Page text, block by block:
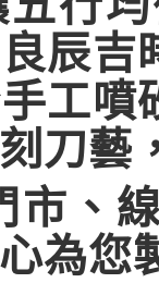
辰吉
工噴
刀藝
市、
為您